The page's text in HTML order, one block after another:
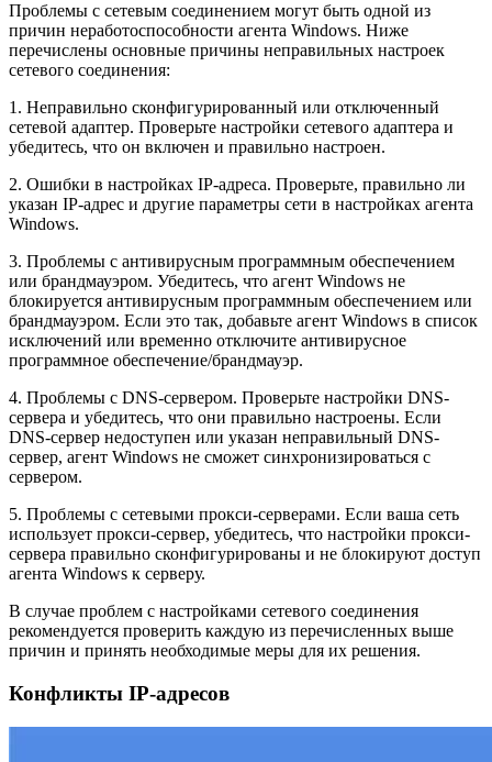
Проблемы с сетевым соединением могут быть одной из
причин неработоспособности агента Windows. Ниже
перечислены основные причины неправильных настроек
сетевого соединения:
1. Неправильно сконфигурированный или отключенный
сетевой адаптер. Проверьте настройки сетевого адаптера и
убедитесь, что он включен и правильно настроен.
2. Ошибки в настройках IP-адреса. Проверьте, правильно ли
указан IP-адрес и другие параметры сети в настройках агента
Windows.
3. Проблемы с антивирусным программным обеспечением
или брандмауэром. Убедитесь, что агент Windows не
блокируется антивирусным программным обеспечением или
брандмауэром. Если это так, добавьте агент Windows в список
исключений или временно отключите антивирусное
программное обеспечение/брандмауэр.
4. Проблемы с DNS-сервером. Проверьте настройки DNS-
сервера и убедитесь, что они правильно настроены. Если
DNS-сервер недоступен или указан неправильный DNS-
сервер, агент Windows не сможет синхронизироваться с
сервером.
5. Проблемы с сетевыми прокси-серверами. Если ваша сеть
использует прокси-сервер, убедитесь, что настройки прокси-
сервера правильно сконфигурированы и не блокируют доступ
агента Windows к серверу.
В случае проблем с настройками сетевого соединения
рекомендуется проверить каждую из перечисленных выше
причин и принять необходимые меры для их решения.
Конфликты IP-адресов